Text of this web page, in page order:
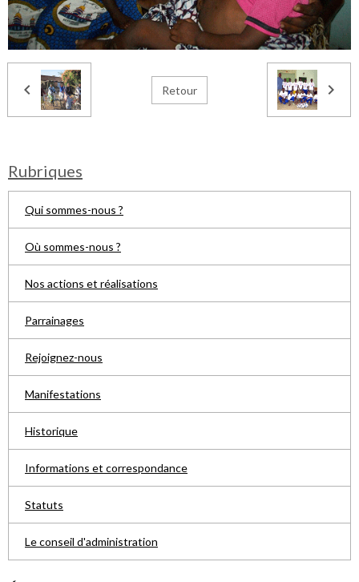
Retour
Rubriques
Qui sommes-nous ?
Où sommes-nous ?
Nos actions et réalisations
Parrainages
Rejoignez-nous
Manifestations
Historique
Informations et correspondance
Statuts
Le conseil d'administration